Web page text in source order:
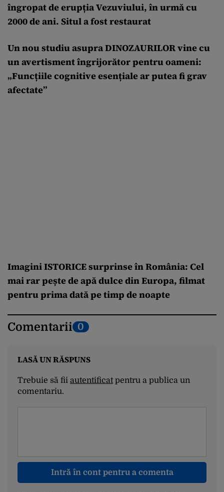
îngropat de erupția Vezuviului, în urmă cu
2000 de ani. Situl a fost restaurat
Un nou studiu asupra DINOZAURILOR vine cu
un avertisment îngrijorător pentru oameni:
„Funcțiile cognitive esențiale ar putea fi grav
afectate”
Imagini ISTORICE surprinse în România: Cel
mai rar pește de apă dulce din Europa, filmat
pentru prima dată pe timp de noapte
Comentarii 0
LASĂ UN RĂSPUNS
Trebuie să fii autentificatpentru a publica un
comentariu.
Intră în cont pentru a comenta